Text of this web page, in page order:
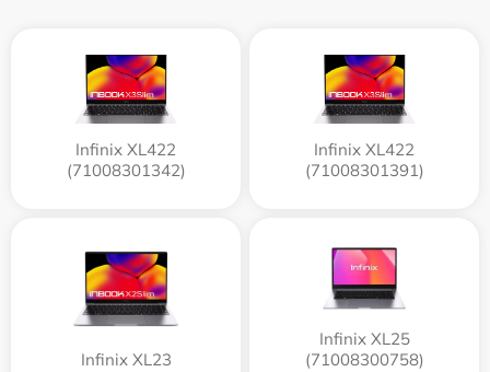
Infinix XL422
(71008301342)
Infinix XL422
(71008301391)
Infinix XL23
Infinix XL25
(71008300758)